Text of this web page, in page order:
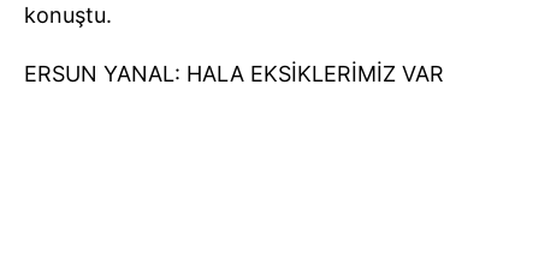
konuştu.
ERSUN YANAL: HALA EKSİKLERİMİZ VAR